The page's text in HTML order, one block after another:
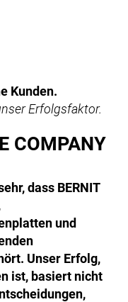
Kunden.
Erfolgsfaktor.
COMPANY
dass BERNIT
und
Unser Erfolg,
ist, basiert nicht